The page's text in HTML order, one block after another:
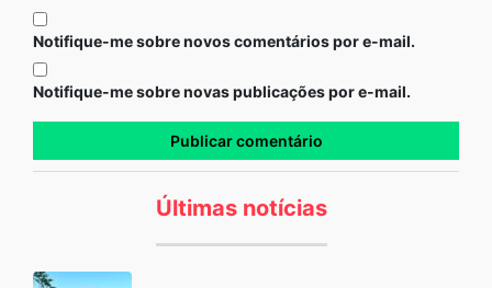
Notifique-me sobre novos comentários por e-mail.
Notifique-me sobre novas publicações por e-mail.
Últimas notícias